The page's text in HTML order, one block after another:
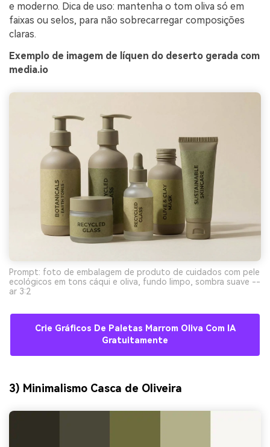
e moderno. Dica de uso: mantenha o tom oliva só em
faixas ou selos, para não sobrecarregar composições
claras.
Exemplo de imagem de líquen do deserto gerada com
media.io
Prompt: foto de embalagem de produto de cuidados com pele
ecológicos em tons cáqui e oliva, fundo limpo, sombra suave --
ar 3:2
Crie Gráficos De Paletas Marrom Oliva Com IA
Gratuitamente
3) Minimalismo Casca de Oliveira